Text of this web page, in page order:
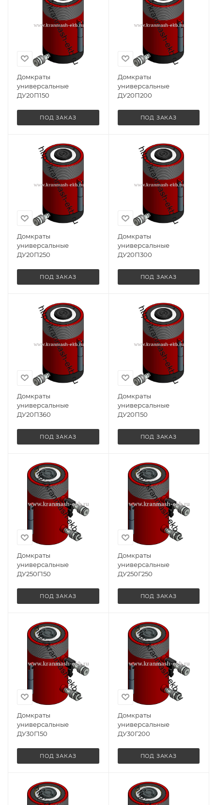
Домкраты
универсальные
ДУ20П150
ПОД ЗАКАЗ
Домкраты
универсальные
ДУ20П200
ПОД ЗАКАЗ
Домкраты
универсальные
ДУ20П250
ПОД ЗАКАЗ
Домкраты
универсальные
ДУ20П300
ПОД ЗАКАЗ
Домкраты
универсальные
ДУ20П360
ПОД ЗАКАЗ
Домкраты
универсальные
ДУ20П50
ПОД ЗАКАЗ
Домкраты
универсальные
ДУ250Г150
ПОД ЗАКАЗ
Домкраты
универсальные
ДУ250Г250
ПОД ЗАКАЗ
Домкраты
универсальные
ДУ30Г150
ПОД ЗАКАЗ
Домкраты
универсальные
ДУ30Г200
ПОД ЗАКАЗ